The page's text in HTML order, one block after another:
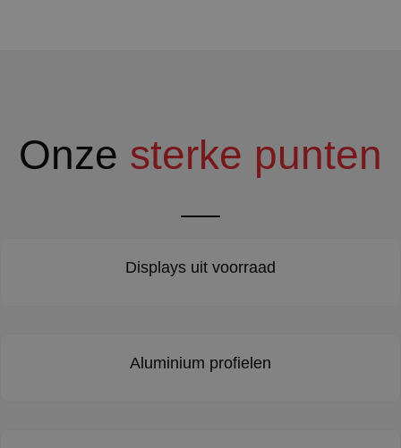
Onze sterke punten
Displays uit voorraad
Aluminium profielen